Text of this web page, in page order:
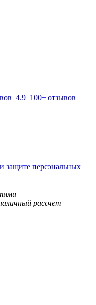
4.9 100+ отзывов
защите персональных